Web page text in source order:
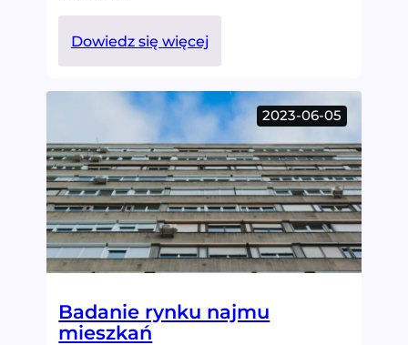
Dowiedz się więcej:
Badanie
opieki
żłobkowej
2023-06-05
Badanie rynku najmu
mieszkań